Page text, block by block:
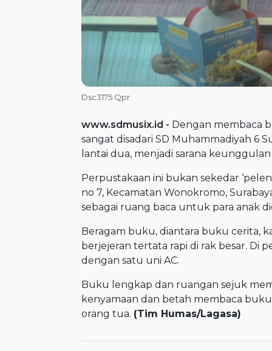
Dsc3175 Qpr
www.sdmusix.id - Dengan membaca
sangat disadari SD Muhammadiyah 6
lantai dua, menjadi sarana
Perpustakaan ini bukan sekedar
no 7, Kecamatan Wonokromo,
sebagai ruang baca untuk para anak
Beragam buku, diantara buku cerita,
berjejeran tertata rapi di rak besar. Di
dengan satu uni AC.
Buku lengkap dan ruangan sejuk
kenyamaan dan betah membaca
orang tua. (Tim Humas/Lagasa)